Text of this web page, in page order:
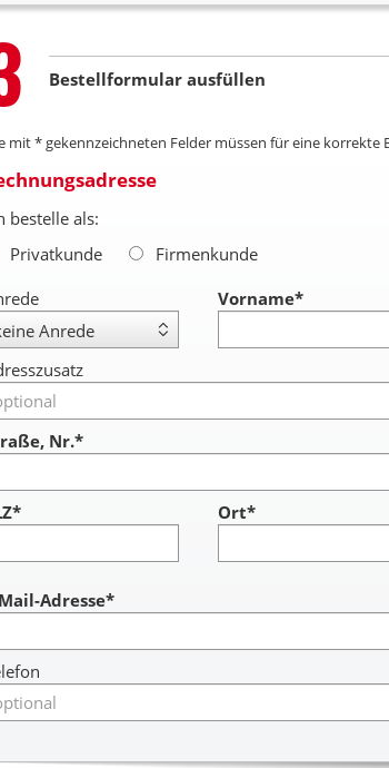
Bestellformular ausfüllen
mit * gekennzeichneten Felder müssen für eine korrekte
bestelle als:
Privatkunde
Firmenkunde
Vorname*
Nr.*
Ort*
Adresse*